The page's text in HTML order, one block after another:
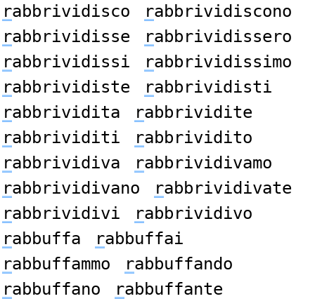
rabbrividisco rabbrividiscono
rabbrividisse rabbrividissero
rabbrividissi rabbrividissimo
rabbrividiste rabbrividisti
rabbrividita rabbrividite
rabbrividiti rabbrividito
rabbrividiva rabbrividivamo
rabbrividivano rabbrividivate
rabbrividivi rabbrividivo
rabbuffa rabbuffai
rabbuffammo rabbuffando
rabbuffano rabbuffante